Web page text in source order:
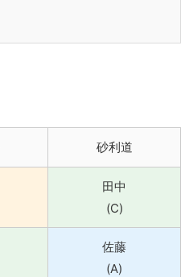
砂利道
田中
(C)
佐藤
(A)